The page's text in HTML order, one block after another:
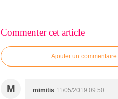
Commenter cet article
Ajouter un commentaire
M mimitis 11/05/2019 09:50